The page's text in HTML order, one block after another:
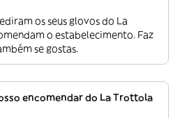
os seus glovos do La
o estabelecimento. Faz
se gostas.
encomendar do La Trottola